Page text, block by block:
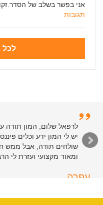
אני בפשר בשלב של הסדר.זקוק ל 5000 שח.יש לי
תגובות
לכל
לרפאל שלום, המון תודה
יש לי המון ידע וכלים
שולחים תודה, אבל ממש
ומאוד מקצועי ועזרת לי
עפרה